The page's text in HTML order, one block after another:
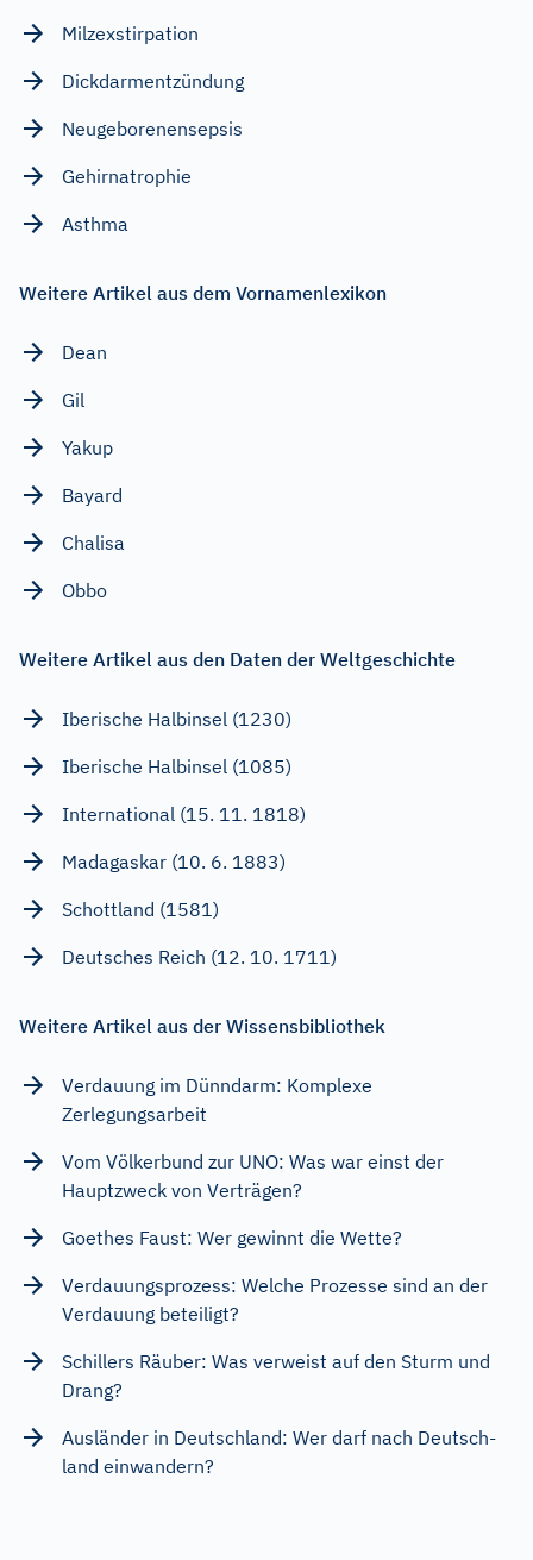
Milzexstirpation
Dickdarmentzündung
Neugeborenensepsis
Gehirnatrophie
Asthma
Weitere Artikel aus dem Vornamenlexikon
Dean
Gil
Yakup
Bayard
Chalisa
Obbo
Weitere Artikel aus den Daten der Weltgeschichte
Iberische Halbinsel (1230)
Iberische Halbinsel (1085)
International (15. 11. 1818)
Madagaskar (10. 6. 1883)
Schottland (1581)
Deutsches Reich (12. 10. 1711)
Weitere Artikel aus der Wissensbibliothek
Verdauung im Dünndarm: Komplexe
Zerlegungsarbeit
Vom Völkerbund zur UNO: Was war einst der
Hauptzweck von Verträgen?
Goethes Faust: Wer gewinnt die Wette?
Verdauungsprozess: Welche Prozesse sind an der
Verdauung beteiligt?
Schillers Räuber: Was verweist auf den Sturm und
Drang?
Ausländer in Deutschland: Wer darf nach Deutsch-
land einwandern?